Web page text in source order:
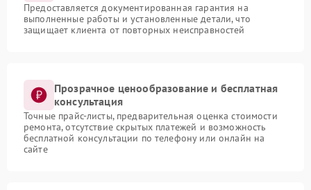
Предоставляется документированная гарантия на
выполненные работы и установленные детали, что
защищает клиента от повторных неисправностей
Прозрачное ценообразование и бесплатная
консультация
Точные прайс-листы, предварительная оценка стоимости
ремонта, отсутствие скрытых платежей и возможность
бесплатной консультации по телефону или онлайн на
сайте